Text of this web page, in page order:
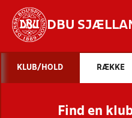
DBU
STILLINGER,
KLUB/HOLD RÆKKE
Find en